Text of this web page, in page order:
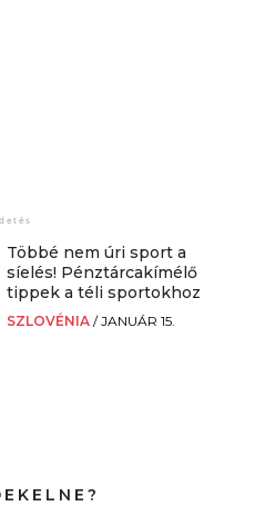
Többé nem úri sport a
síelés! Pénztárcakímélő
tippek a téli sportokhoz
SZLOVÉNIA /JANUÁR 15.